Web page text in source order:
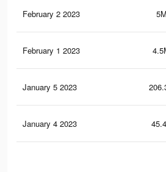
February 2 2023 5M
February 1 2023
January 5 2023
January 4 2023